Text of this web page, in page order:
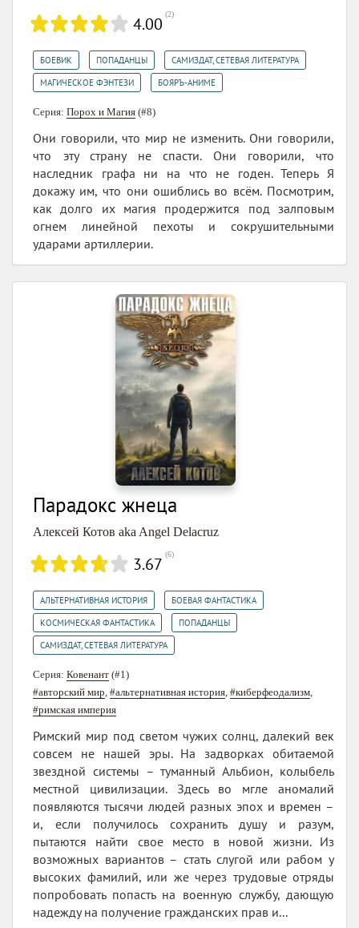
4.00 (2)
БОЕВИК ПОПАДАНЦЫ САМИЗДАТ, СЕТЕВАЯ ЛИТЕРАТУРА
МАГИЧЕСКОЕ ФЭНТЕЗИ БОЯРЪ-АНИМЕ
Серия: Порох и Магия (#8)
Они говорили, что мир не изменить. Они говорили,
что эту страну не спасти. Они говорили, что
наследник графа ни на что не годен. Теперь Я
докажу им, что они ошиблись во всём. Посмотрим,
как долго их магия продержится под залповым
огнем линейной пехоты и сокрушительными
ударами артиллерии.
Парадокс жнеца
Алексей Котов aka Angel Delacruz
3.67 (6)
АЛЬТЕРНАТИВНАЯ ИСТОРИЯ БОЕВАЯ ФАНТАСТИКА
КОСМИЧЕСКАЯ ФАНТАСТИКА ПОПАДАНЦЫ
САМИЗДАТ, СЕТЕВАЯ ЛИТЕРАТУРА
Серия: Ковенант (#1)
#авторский мир, #альтернативная история, #киберфеодализм,
#римская империя
Римский мир под светом чужих солнц, далекий век
совсем не нашей эры. На задворках обитаемой
звездной системы – туманный Альбион, колыбель
местной цивилизации. Здесь во мгле аномалий
появляются тысячи людей разных эпох и времен –
и, если получилось сохранить душу и разум,
пытаются найти свое место в новой жизни. Из
возможных вариантов – стать слугой или рабом у
высоких фамилий, или же через трудовые отряды
попробовать попасть на военную службу, дающую
надежду на получение гражданских прав и...